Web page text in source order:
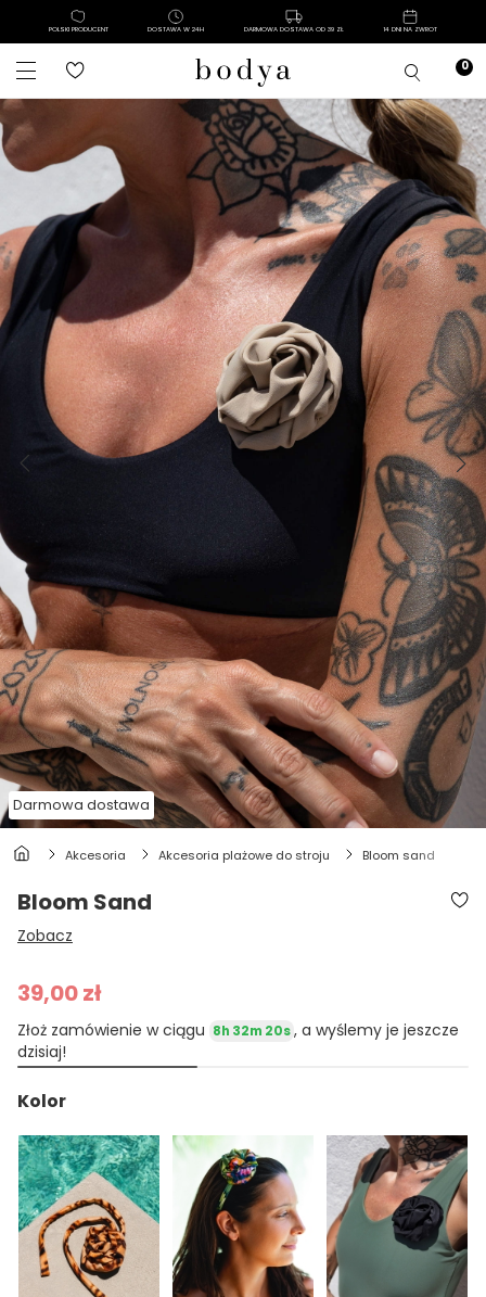
POLSKI PRODUCENT DOSTAWA W 24H DARMOWA DOSTAWA OD 39 ZŁ 14 DNI NA ZWROT
Darmowa dostawa
akcesoria akcesoria plażowe do stroju bloom sand
Bloom Sand
Zobacz
39,00 zł
Złoż zamówienie w ciągu 8h 32m 19s, a wyślemy je jeszcze
dzisiaj!
Kolor